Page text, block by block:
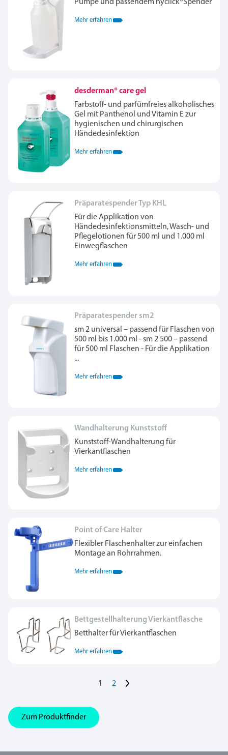
Pumpe und passendem hyclick®Spender
Mehr erfahren
desderman® care gel
Farbstoff- und parfümfreies alkoholisches
Gel mit Panthenol und Vitamin E zur
hygienischen und chirurgischen
Händedesinfektion
Mehr erfahren
Präparatespender Typ KHL
Für die Applikation von
Händedesinfektionsmitteln, Wasch- und
Pflegelotionen für 500 ml und 1.000 ml
Einwegflaschen
Mehr erfahren
Präparatespender sm2
sm 2 universal – passend für Flaschen von
500 ml bis 1.000 ml - sm 2 500 – passend
für 500 ml Flaschen - Für die Applikation
...
Mehr erfahren
Wandhalterung Kunststoff
Kunststoff-Wandhalterung für
Vierkantflaschen
Mehr erfahren
Point of Care Halter
Flexibler Flaschenhalter zur einfachen
Montage an Rohrrahmen.
Mehr erfahren
Bettgestellhalterung Vierkantflasche
Betthalter für Vierkantflaschen
Mehr erfahren
1 2 >
Zum Produktfinder